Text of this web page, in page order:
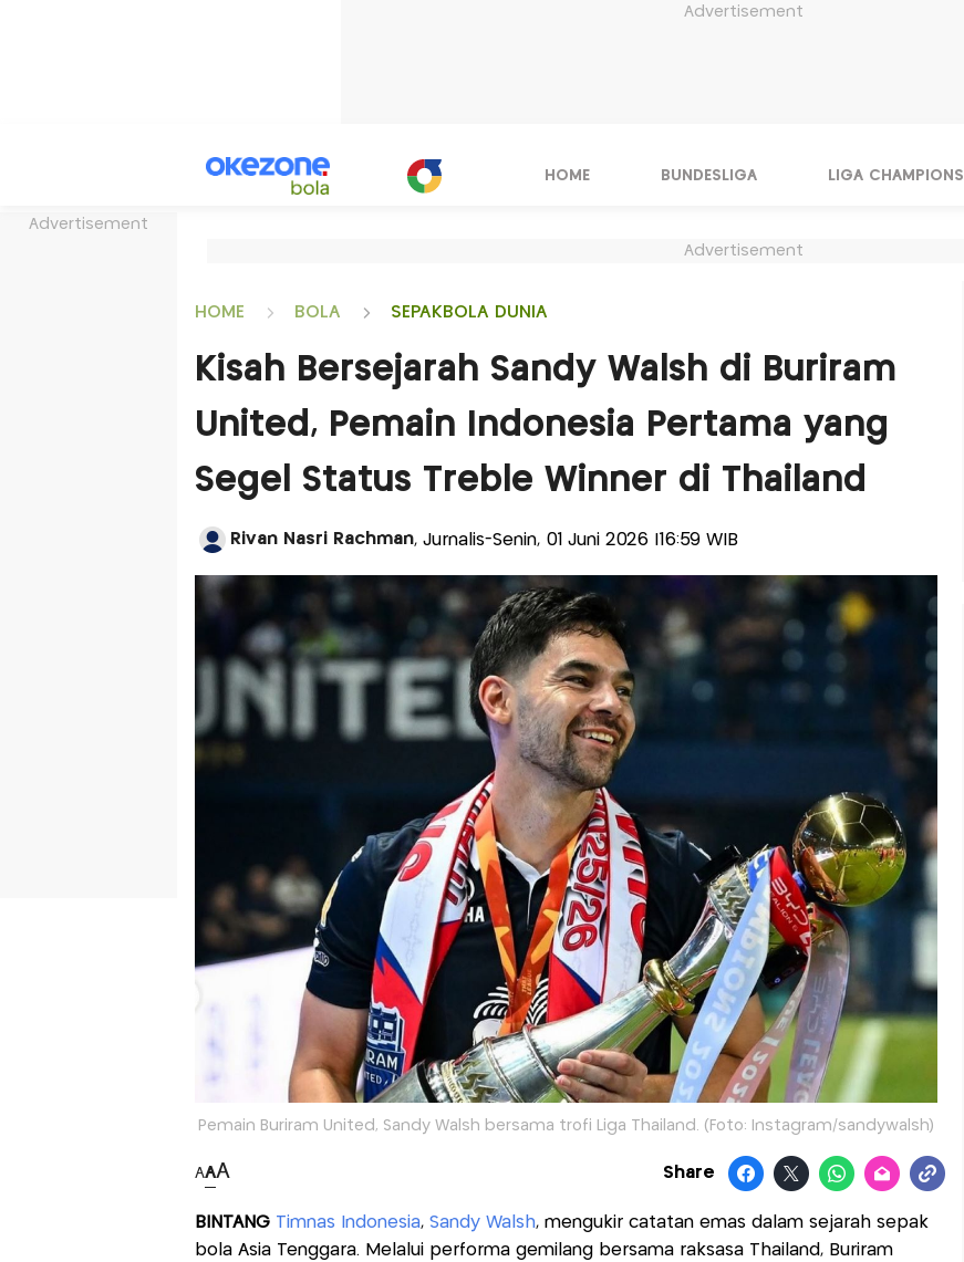
Advertisement
Advertisement
HOME BUNDESLIGA LIGA CHAMPIONS
Advertisement
HOME BOLA SEPAKBOLA DUNIA
Kisah Bersejarah Sandy Walsh di Buriram
United, Pemain Indonesia Pertama yang
Segel Status Treble Winner di Thailand
Rivan Nasri Rachman, Jurnalis-Senin, 01 Juni 2026 |16:59 WIB
Pemain Buriram United, Sandy Walsh bersama trofi Liga Thailand. (Foto: Instagram/sandywalsh)
AAA Share
BINTANG Timnas Indonesia,Sandy Walsh, mengukir catatan emas dalam sejarah sepak
bola Asia Tenggara. Melalui performa gemilang bersama raksasa Thailand, Buriram